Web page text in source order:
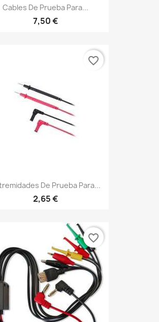
Cables De Prueba Para...
7,50 €
De Prueba Para...
2,65 €
favorite_border
favorite_border